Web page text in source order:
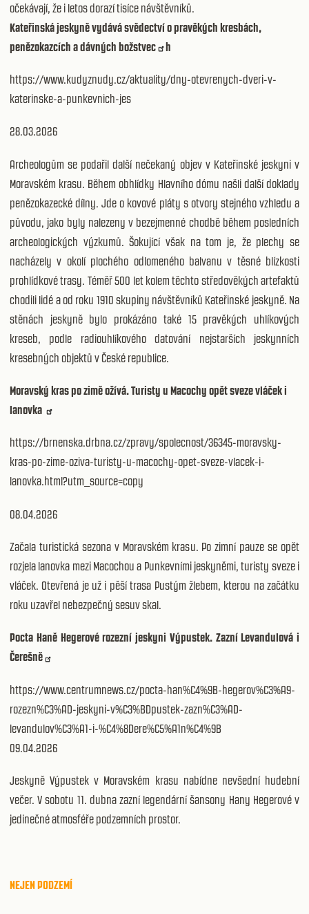
očekávají, že i letos dorazí tisíce návštěvníků.
Kateřinská jeskyně vydává svědectví o pravěkých kresbách,
penězokazcích a dávných božstvec
h
https://www.kudyznudy.cz/aktuality/dny-otevrenych-dveri-v-
katerinske-a-punkevnich-jes
28.03.2026
Archeologům se podařil další nečekaný objev v Kateřinské jeskyni v
Moravském krasu. Během obhlídky Hlavního dómu našli další doklady
penězokazecké dílny. Jde o kovové pláty s otvory stejného vzhledu a
původu, jako byly nalezeny v bezejmenné chodbě během posledních
archeologických výzkumů. Šokující však na tom je, že plechy se
nacházely v okolí plochého odlomeného balvanu v těsné blízkosti
prohlídkové trasy. Téměř 500 let kolem těchto středověkých artefaktů
chodili lidé a od roku 1910 skupiny návštěvníků Kateřinské jeskyně. Na
stěnách jeskyně bylo prokázáno také 15 pravěkých uhlíkových
kreseb, podle radiouhlíkového datování nejstarších jeskynních
kresebných objektů v České republice.
Moravský kras po zimě ožívá. Turisty u Macochy opět sveze vláček i
lanovka
https://brnenska.drbna.cz/zpravy/spolecnost/36345-moravsky-
kras-po-zime-oziva-turisty-u-macochy-opet-sveze-vlacek-i-
lanovka.html?utm_source=copy
08.04.2026
Začala turistická sezona v Moravském krasu. Po zimní pauze se opět
rozjela lanovka mezi Macochou a Punkevními jeskyněmi, turisty sveze i
vláček. Otevřená je už i pěší trasa Pustým žlebem, kterou na začátku
roku uzavřel nebezpečný sesuv skal.
Pocta Haně Hegerové rozezní jeskyni Výpustek. Zazní Levandulová i
Čerešně
https://www.centrumnews.cz/pocta-han%C4%9B-hegerov%C3%A9-
rozezn%C3%AD-jeskyni-v%C3%BDpustek-zazn%C3%AD-
levandulov%C3%A1-i-%C4%8Dere%C5%A1n%C4%9B
09.04.2026
Jeskyně Výpustek v Moravském krasu nabídne nevšední hudební
večer. V sobotu 11. dubna zazní legendární šansony Hany Hegerové v
jedinečné atmosféře podzemních prostor.
NEJEN PODZEMÍ